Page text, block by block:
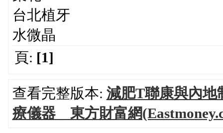
台北植牙
水微晶
頁: [1]
查看完整版本: 減肥T聯康與內地
療儀器 _ 東方財富網